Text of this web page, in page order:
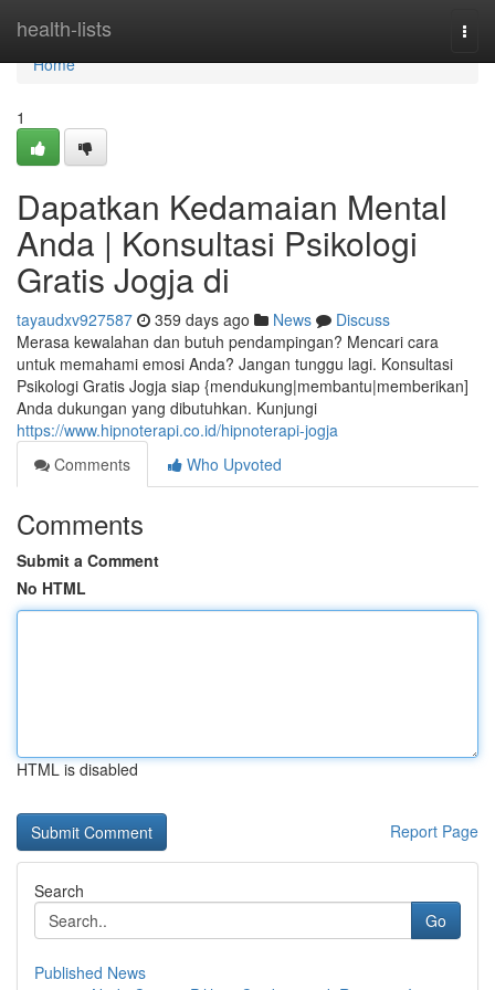
health-lists
Home
Home
1
Dapatkan Kedamaian Mental
Anda | Konsultasi Psikologi
Gratis Jogja di
tayaudxv927587 359 days ago News
Discuss
Merasa kewalahan dan butuh pendampingan? Mencari cara
untuk memahami emosi Anda? Jangan tunggu lagi. Konsultasi
Psikologi Gratis Jogja siap {mendukung|membantu|memberikan]
Anda dukungan yang dibutuhkan. Kunjungi
https://www.hipnoterapi.co.id/hipnoterapi-jogja
Comments
Who Upvoted
Comments
Submit a Comment
No HTML
HTML is disabled
Report Page
Search
Go
Published News